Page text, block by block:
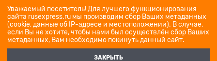
Уважаемый посетитель! Для лучшего функционирования
сайта rusexpress.ru мы производим сбор Ваших метаданных
(cookie, данные об IP-адресе и местоположении). В случае,
если Вы не хотите, чтобы нами был осуществлён сбор Ваших
метаданных, Вам необходимо покинуть данный сайт.
ЗАКРЫТЬ